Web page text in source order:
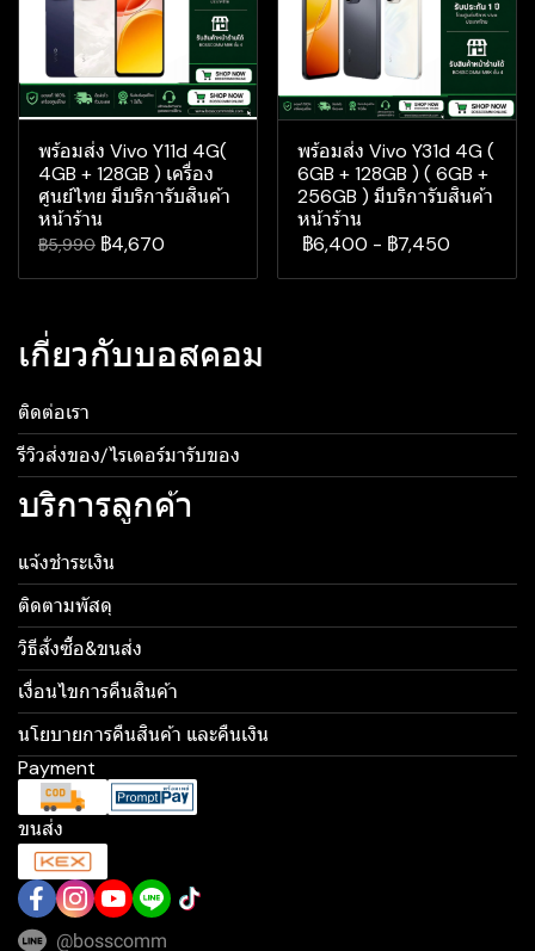
พร้อมส่ง Vivo Y11d 4G(
4GB + 128GB ) เครื่อง
ศูนย์ไทย มีบริการับสินค้า
หน้าร้าน
฿5,990 ฿4,670
พร้อมส่ง Vivo Y31d 4G (
6GB + 128GB ) ( 6GB +
256GB ) มีบริการับสินค้า
หน้าร้าน
฿6,400 - ฿7,450
เกี่ยวกับบอสคอม
ติดต่อเรา
รีวิวส่งของ/ไรเดอร์มารับของ
บริการลูกค้า
แจ้งชำระเงิน
ติดตามพัสดุ
วิธีสั่งซื้อ&ขนส่ง
เงื่อนไขการคืนสินค้า
นโยบายการคืนสินค้า และคืนเงิน
Payment
ขนส่ง
@bosscomm